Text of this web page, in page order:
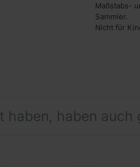
Maßstabs-
Sammler.
Nicht für
haben, haben auch